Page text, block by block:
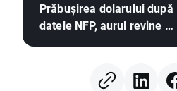
Prăbușirea dolarului după
datele NFP, aurul revine pe